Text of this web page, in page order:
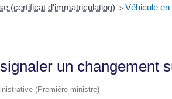
(certificat d'immatriculation) > Véhicule
un changement
(Première ministre)